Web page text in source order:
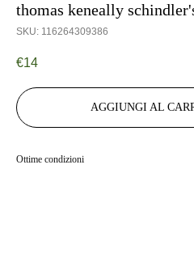
thomas keneally
SKU: 116264309386
€14
AGGIUNGI AL
Ottime condizioni